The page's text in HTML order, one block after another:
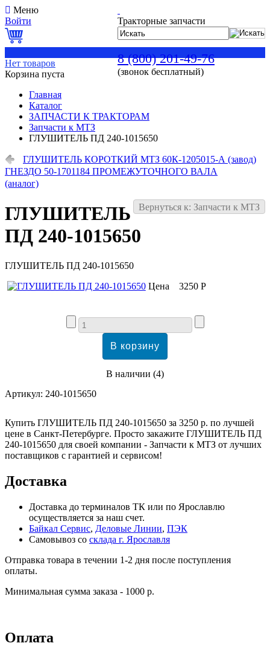
Тракторные запчасти
8 (800) 201-49-76
(звонок бесплатный)
Меню
Войти
Нет товаров
Корзина пуста
Главная
Каталог
ЗАПЧАСТИ К ТРАКТОРАМ
Запчасти к МТЗ
ГЛУШИТЕЛЬ ПД 240-1015650
ГЛУШИТЕЛЬ КОРОТКИЙ МТЗ 60К-1205015-А (завод)
ГНЕЗДО 50-1701184 ПРОМЕЖУТОЧНОГО ВАЛА
(аналог)
Вернуться к: Запчасти к МТЗ
ГЛУШИТЕЛЬ
ПД 240-1015650
ГЛУШИТЕЛЬ ПД 240-1015650
Цена
3250 Р
В наличии (4)
Артикул: 240-1015650
Купить ГЛУШИТЕЛЬ ПД 240-1015650 за 3250 р. по лучшей
цене в Санкт-Петербурге. Просто закажите ГЛУШИТЕЛЬ ПД
240-1015650 для своей компании - Запчасти к МТЗ от лучших
поставщиков с гарантией и сервисом!
Доставка
Доставка до терминалов ТК или по Ярославлю
осуществляется за наш счет.
Байкал Сервис, Деловые Линии, ПЭК
Самовывоз со склада г. Ярославля
Отправка товара в течении 1-2 дня после поступления
оплаты.
Минимальная сумма заказа - 1000 р.
Оплата